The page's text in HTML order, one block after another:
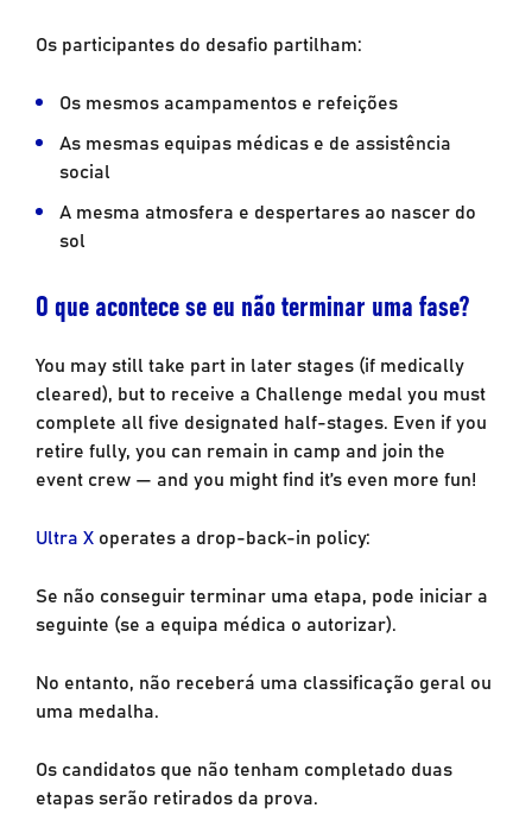
Os participantes do desafio partilham:
Os mesmos acampamentos e refeições
As mesmas equipas médicas e de assistência
social
A mesma atmosfera e despertares ao nascer do
sol
O que acontece se eu não terminar uma fase?
You may still take part in later stages (if medically
cleared), but to receive a Challenge medal you must
complete all five designated half-stages. Even if you
retire fully, you can remain in camp and join the
event crew — and you might find it’s even more fun!
Ultra Xoperates a drop-back-in policy:
Se não conseguir terminar uma etapa, pode iniciar a
seguinte (se a equipa médica o autorizar).
No entanto, não receberá uma classificação geral ou
uma medalha.
Os candidatos que não tenham completado duas
etapas serão retirados da prova.